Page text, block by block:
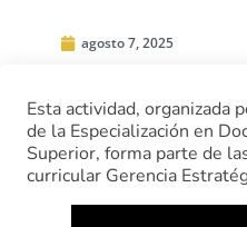
agosto 7, 2025
Esta actividad, organizada
de la Especialización en
Superior, forma parte de
curricular Gerencia